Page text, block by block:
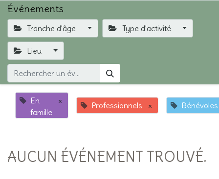
Événements
Tranche d'âge Type d'activité
Lieu
En
famille
× Professionnels × Bénévoles
AUCUN ÉVÉNEMENT TROUVÉ.